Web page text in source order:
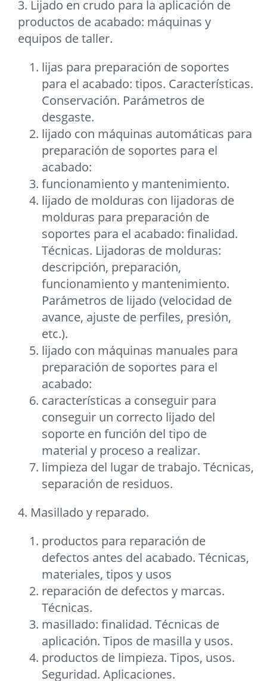
3. Lijado en crudo para la aplicación de
productos de acabado: máquinas y
equipos de taller.
lijas para preparación de soportes
para el acabado: tipos. Características.
Conservación. Parámetros de
desgaste.
lijado con máquinas automáticas para
preparación de soportes para el
acabado:
funcionamiento y mantenimiento.
lijado de molduras con lijadoras de
molduras para preparación de
soportes para el acabado: finalidad.
Técnicas. Lijadoras de molduras:
descripción, preparación,
funcionamiento y mantenimiento.
Parámetros de lijado (velocidad de
avance, ajuste de perfiles, presión,
etc.).
lijado con máquinas manuales para
preparación de soportes para el
acabado:
características a conseguir para
conseguir un correcto lijado del
soporte en función del tipo de
material y proceso a realizar.
limpieza del lugar de trabajo. Técnicas,
separación de residuos.
4. Masillado y reparado.
productos para reparación de
defectos antes del acabado. Técnicas,
materiales, tipos y usos
reparación de defectos y marcas.
Técnicas.
masillado: finalidad. Técnicas de
aplicación. Tipos de masilla y usos.
productos de limpieza. Tipos, usos.
Seguridad. Aplicaciones.